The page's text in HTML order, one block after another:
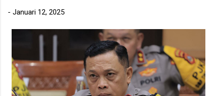
- Januari 12, 2025